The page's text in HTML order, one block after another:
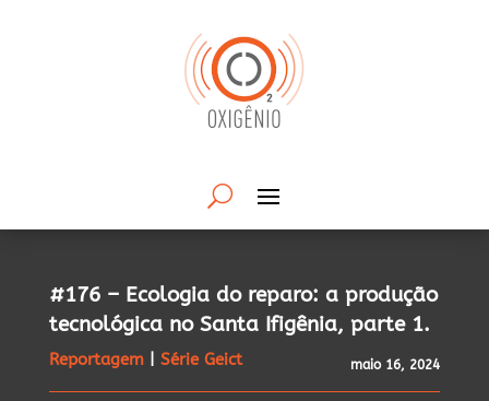
#176 – Ecologia do reparo: a produção
tecnológica no Santa Ifigênia, parte 1.
Reportagem| Série Geict maio 16, 2024